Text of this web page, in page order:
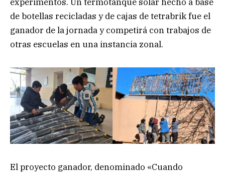
de botellas recicladas y de cajas de tetrabrik fue el
ganador de la jornada y competirá con trabajos de
otras escuelas en una instancia zonal.
El proyecto ganador, denominado «Cuando